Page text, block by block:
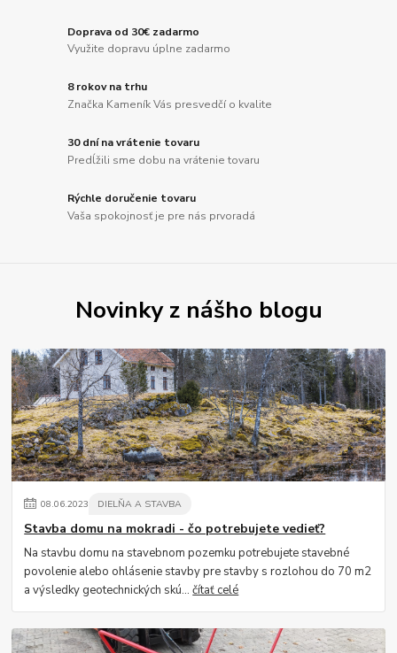
Doprava od 30€ zadarmo
Využite dopravu úplne zadarmo
8 rokov na trhu
Značka Kameník Vás presvedčí o kvalite
30 dní na vrátenie tovaru
Predĺžili sme dobu na vrátenie tovaru
Rýchle doručenie tovaru
Vaša spokojnosť je pre nás prvoradá
Novinky z nášho blogu
08.06.2023 DIELŇA A STAVBA
Stavba domu na mokradi - čo potrebujete vedieť?
Na stavbu domu na stavebnom pozemku potrebujete stavebné
povolenie alebo ohlásenie stavby pre stavby s rozlohou do 70 m2
a výsledky geotechnických skú...čítať celé